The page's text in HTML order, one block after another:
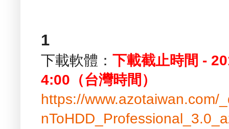
1
下載軟體： 下載截止時間 -
4:00（台灣時間）
https://www.azotaiwan.com/